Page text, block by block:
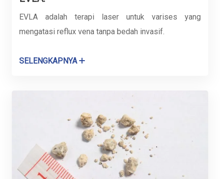
EVLA adalah terapi laser untuk varises yang
mengatasi reflux vena tanpa bedah invasif.
SELENGKAPNYA